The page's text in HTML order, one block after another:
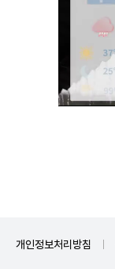
개인정보처리방침